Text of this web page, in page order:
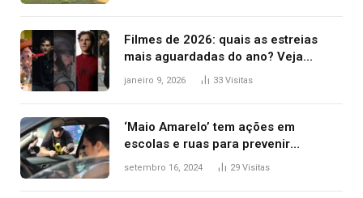
Filmes de 2026: quais as estreias
mais aguardadas do ano? Veja
principais lançamentos do cinema
janeiro 9, 2026 33 Visitas
‘Maio Amarelo’ tem ações em
escolas e ruas para prevenir
acidentes no trânsito no AP
setembro 16, 2024 29 Visitas